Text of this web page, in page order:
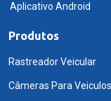
Aplicativo Android
Produtos
Rastreador Veicular
Câmeras Para Veiculos